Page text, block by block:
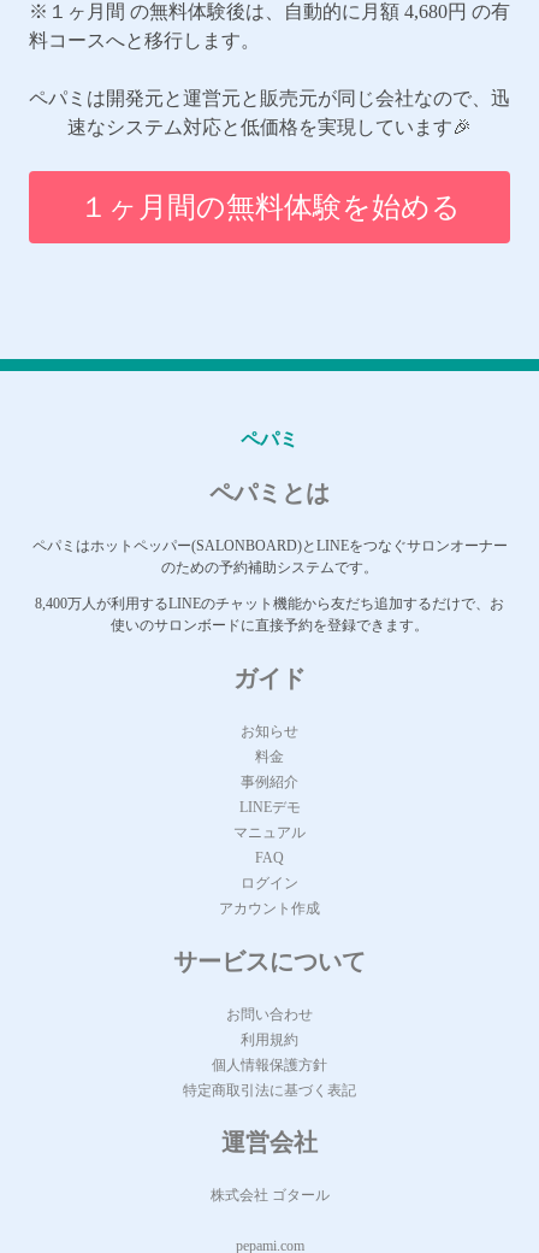
※１ヶ月間 の無料体験後は、自動的に月額 4,680円 の有
料コースへと移行します。
ペパミは開発元と運営元と販売元が同じ会社なので、迅
速なシステム対応と低価格を実現しています🎉
１ヶ月間の無料体験を始める
ペパミ
ペパミとは
ペパミはホットペッパー(SALONBOARD)とLINEをつなぐサロンオーナー
のための予約補助システムです。
8,400万人が利用するLINEのチャット機能から友だち追加するだけで、お
使いのサロンボードに直接予約を登録できます。
ガイド
お知らせ
料金
事例紹介
LINEデモ
マニュアル
FAQ
ログイン
アカウント作成
サービスについて
お問い合わせ
利用規約
個人情報保護方針
特定商取引法に基づく表記
運営会社
株式会社 ゴタール
pepami.com